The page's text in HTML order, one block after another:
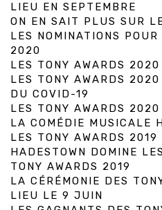
LIEU EN SEPTEMBRE
ON EN SAIT PLUS SUR
LES NOMINATIONS
2020
LES TONY AWARDS
LES TONY AWARDS
DU COVID-19
LES TONY AWARDS 2020
LA COMÉDIE MUSICALE
LES TONY AWARDS 2019
HADESTOWN DOMINE
TONY AWARDS 2019
LA CÉRÉMONIE DES
LIEU LE 9 JUIN